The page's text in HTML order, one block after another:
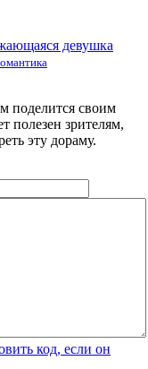
девушка
поделится своим
полезен зрителям,
эту дораму.